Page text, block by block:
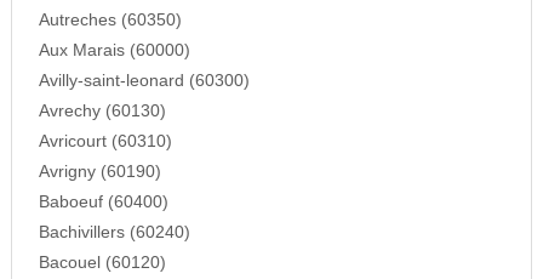
Autreches (60350)
Aux Marais (60000)
Avilly-saint-leonard (60300)
Avrechy (60130)
Avricourt (60310)
Avrigny (60190)
Baboeuf (60400)
Bachivillers (60240)
Bacouel (60120)